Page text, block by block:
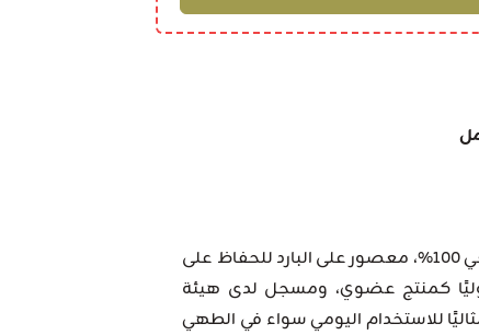
هو زيت طبيعي 100%، معصور على البارد للحفاظ على
دوليًا كمنتج عضوي، ومسجل لدى هيئة
للاستخدام اليومي سواء في الطهي